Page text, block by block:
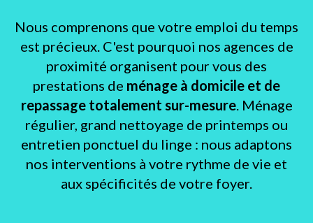
Nous comprenons que votre emploi du temps
est précieux. C'est pourquoi nos agences de
proximité organisent pour vous des
prestations de ménage à domicile et de
repassage totalement sur-mesure. Ménage
régulier, grand nettoyage de printemps ou
entretien ponctuel du linge : nous adaptons
nos interventions à votre rythme de vie et
aux spécificités de votre foyer.